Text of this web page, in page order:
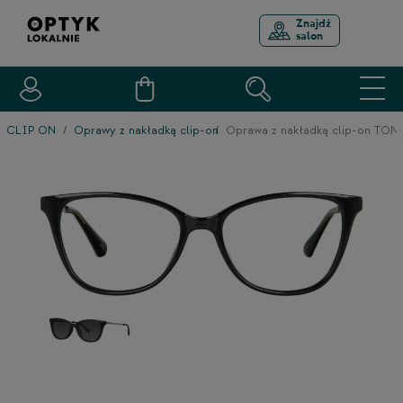
Znajdź
salon
CLIP ON Oprawy z nakładką clip-on Oprawa z nakładką clip-on